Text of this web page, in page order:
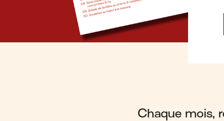
Chaque mois,